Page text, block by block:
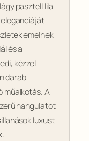
pasztell lila
emelnek
és a
kézzel
darab
műalkotás. A
hangulatot
luxust